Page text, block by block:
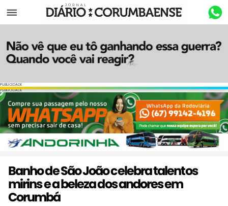
Menu
PUBLICIDADE
PUBLICIDADE
Banho de São João celebra talentos
mirins e a beleza dos andores em
Corumbá